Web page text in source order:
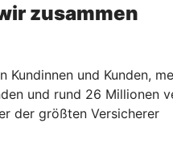
zusammen
Kundinnen und Kunden,
und rund 26 Millionen
der größten Versicherer